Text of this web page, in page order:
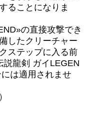
ることになりま
の直接攻撃でき
したクリーチャー
ステップに入る前
説龍剣 ガイLEGEN
は適用されませ